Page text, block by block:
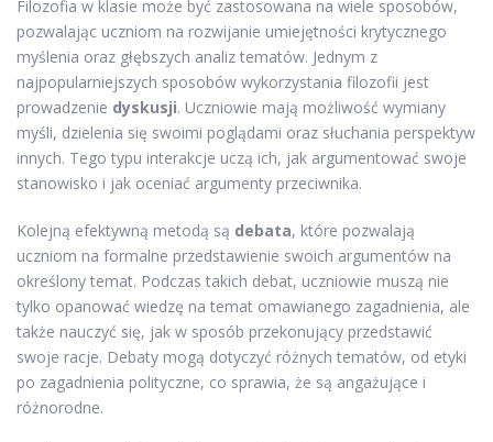
Filozofia w klasie może być zastosowana na wiele sposobów,
pozwalając uczniom na rozwijanie umiejętności krytycznego
myślenia oraz głębszych analiz tematów. Jednym z
najpopularniejszych sposobów wykorzystania filozofii jest
prowadzenie dyskusji. Uczniowie mają możliwość wymiany
myśli, dzielenia się swoimi poglądami oraz słuchania perspektyw
innych. Tego typu interakcje uczą ich, jak argumentować swoje
stanowisko i jak oceniać argumenty przeciwnika.
Kolejną efektywną metodą są debata, które pozwalają
uczniom na formalne przedstawienie swoich argumentów na
określony temat. Podczas takich debat, uczniowie muszą nie
tylko opanować wiedzę na temat omawianego zagadnienia, ale
także nauczyć się, jak w sposób przekonujący przedstawić
swoje racje. Debaty mogą dotyczyć różnych tematów, od etyki
po zagadnienia polityczne, co sprawia, że są angażujące i
różnorodne.